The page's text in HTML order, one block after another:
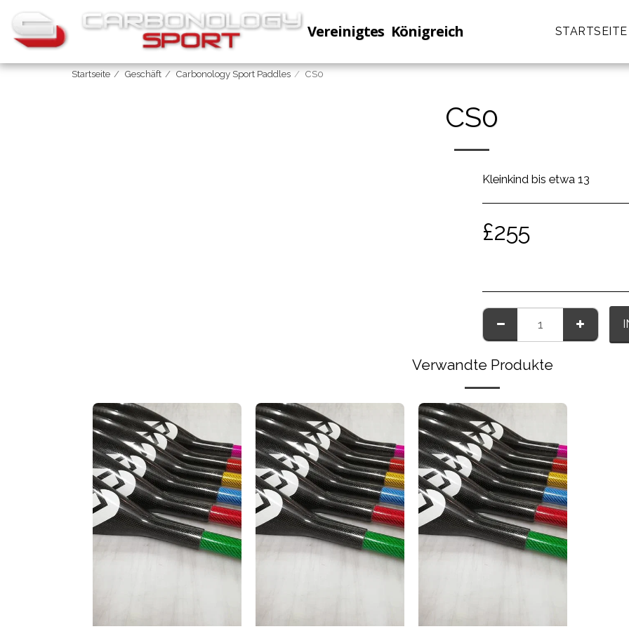
Vereinigtes Königreich STARTSEITE
Startseite Geschäft Carbonology Sport Paddles CS0
CS0
Kleinkind bis etwa 13
£255
Verwandte Produkte